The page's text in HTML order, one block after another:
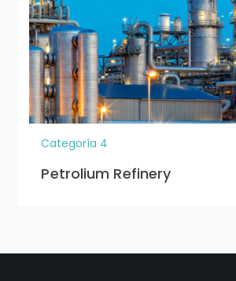
Categoría 4
Petrolium Refinery